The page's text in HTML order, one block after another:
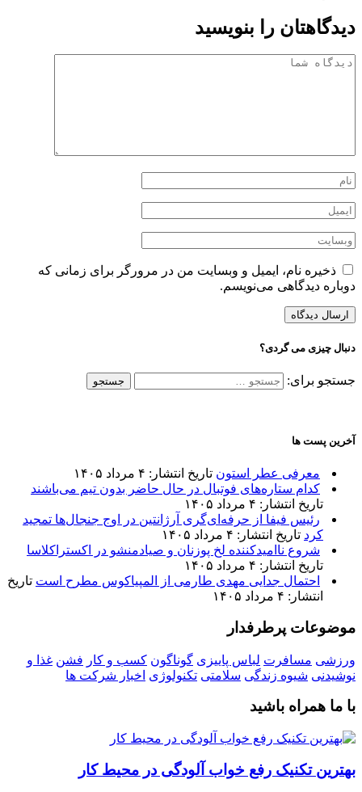
دیدگاهتان را بنویسید
ذخیره نام، ایمیل و وبسایت من در مرورگر برای زمانی که
دوباره دیدگاهی می‌نویسم.
دنبال چیزی می گردی؟
جستجو برای:
آخرین پست ها
معرفی عطر استون تاریخ انتشار: ۴ مرداد ۱۴۰۵
کدام ستاره‌های فوتبال در حال حاضر بدون تیم می‌باشند
تاریخ انتشار: ۴ مرداد ۱۴۰۵
رئیس فیفا از حرفه‌ای‌گری آرژانتین در اوج جنجال‌ها تمجید
کرد تاریخ انتشار: ۴ مرداد ۱۴۰۵
شروع ناامیدکننده لخ پوزنان و صیادمنشو در اکستراکلاسا
تاریخ انتشار: ۴ مرداد ۱۴۰۵
احتمال جدایی مهدی طارمی از المپیاکوس مطرح است تاریخ
انتشار: ۴ مرداد ۱۴۰۵
موضوعات پرطرفدار
ورزشی مسافرت لباس پاییزی گوناگون کسب و کار فشن غذا و
نوشیدنی شیوه زندگی سلامتی تکنولوژی اخبار شرکت ها
با ما همراه باشید
بهترین تکنیک رفع خواب آلودگی در محیط کار